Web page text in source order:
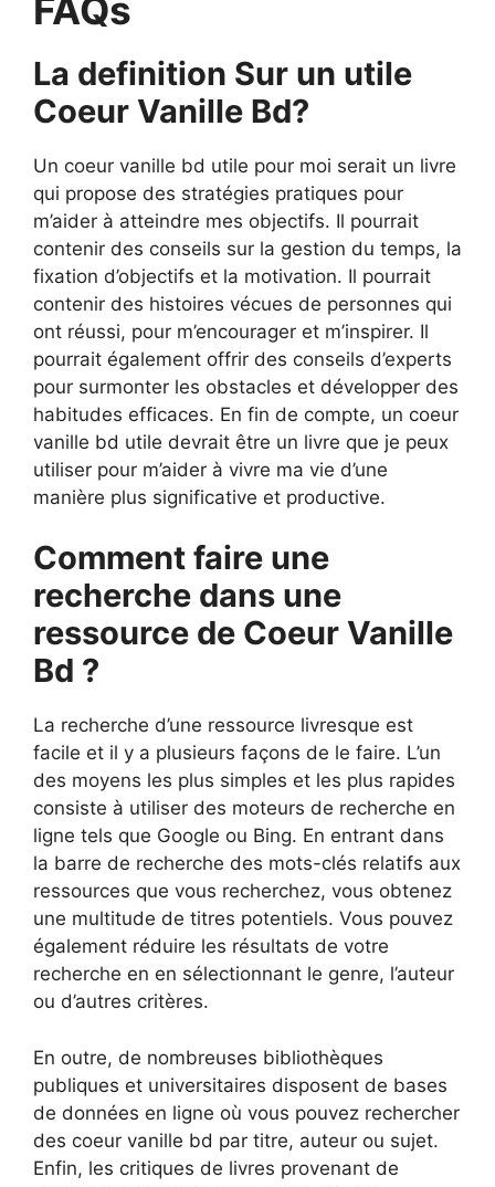
FAQs
La definition Sur un utile
Coeur Vanille Bd?
Un coeur vanille bd utile pour moi serait un livre
qui propose des stratégies pratiques pour
m’aider à atteindre mes objectifs. Il pourrait
contenir des conseils sur la gestion du temps, la
fixation d’objectifs et la motivation. Il pourrait
contenir des histoires vécues de personnes qui
ont réussi, pour m’encourager et m’inspirer. Il
pourrait également offrir des conseils d’experts
pour surmonter les obstacles et développer des
habitudes efficaces. En fin de compte, un coeur
vanille bd utile devrait être un livre que je peux
utiliser pour m’aider à vivre ma vie d’une
manière plus significative et productive.
Comment faire une
recherche dans une
ressource de Coeur Vanille
Bd ?
La recherche d’une ressource livresque est
facile et il y a plusieurs façons de le faire. L’un
des moyens les plus simples et les plus rapides
consiste à utiliser des moteurs de recherche en
ligne tels que Google ou Bing. En entrant dans
la barre de recherche des mots-clés relatifs aux
ressources que vous recherchez, vous obtenez
une multitude de titres potentiels. Vous pouvez
également réduire les résultats de votre
recherche en en sélectionnant le genre, l’auteur
ou d’autres critères.
En outre, de nombreuses bibliothèques
publiques et universitaires disposent de bases
de données en ligne où vous pouvez rechercher
des coeur vanille bd par titre, auteur ou sujet.
Enfin, les critiques de livres provenant de